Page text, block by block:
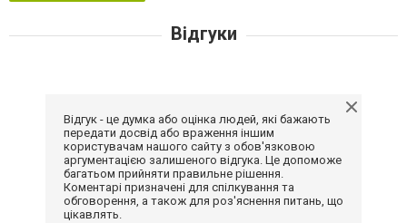
Відгуки
Відгук - це думка або оцінка людей, які бажають
передати досвід або враження іншим
користувачам нашого сайту з обов'язковою
аргументацією залишеного відгука. Це допоможе
багатьом прийняти правильне рішення.
Коментарі призначені для спілкування та
обговорення, а також для роз'яснення питань, що
цікавлять.